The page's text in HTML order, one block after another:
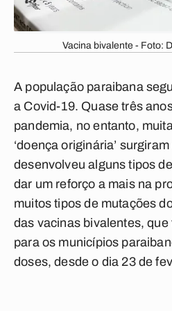
Vacina bivalente - Foto:
A população paraibana
a Covid-19. Quase três
pandemia, no entanto,
‘doença originária’
desenvolveu alguns tipos
dar um reforço a mais na
muitos tipos de mutações
das vacinas bivalentes,
para os municípios
doses, desde o dia 23 de